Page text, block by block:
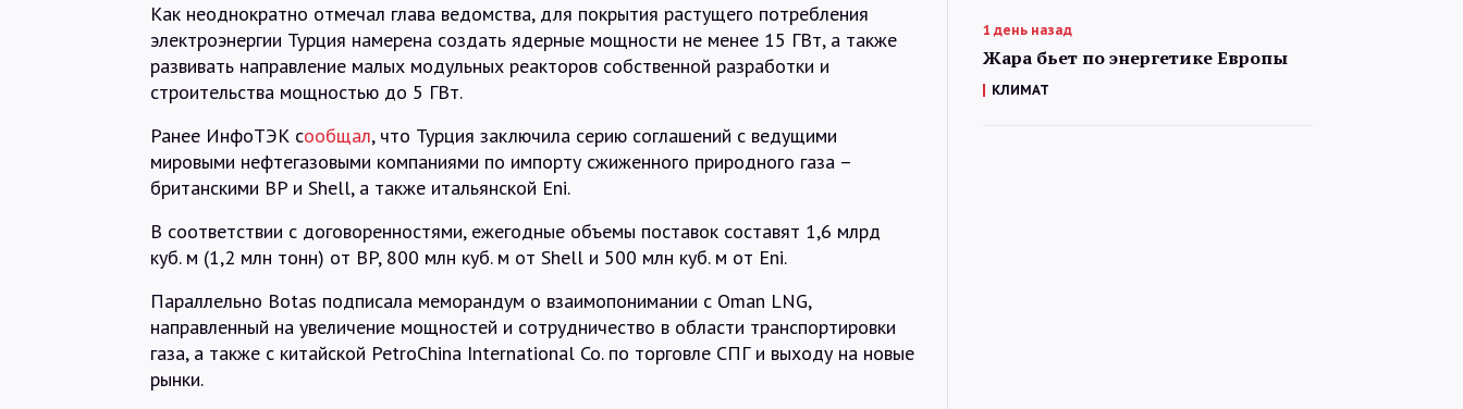
Как неоднократно отмечал глава ведомства, для покрытия растущего потребления
электроэнергии Турция намерена создать ядерные мощности не менее 15 ГВт, а также
развивать направление малых модульных реакторов собственной разработки и
строительства мощностью до 5 ГВт.
Ранее ИнфоТЭК сообщал, что Турция заключила серию соглашений с ведущими
мировыми нефтегазовыми компаниями по импорту сжиженного природного газа –
британскими BP и Shell, а также итальянской Eni.
В соответствии с договоренностями, ежегодные объемы поставок составят 1,6 млрд
куб. м (1,2 млн тонн) от BP, 800 млн куб. м от Shell и 500 млн куб. м от Eni.
Параллельно Botas подписала меморандум о взаимопонимании с Oman LNG,
направленный на увеличение мощностей и сотрудничество в области транспортировки
газа, а также с китайской PetroChina International Co. по торговле СПГ и выходу на новые
рынки.
1 день назад
Жара бьет по энергетике Европы
КЛИМАТ